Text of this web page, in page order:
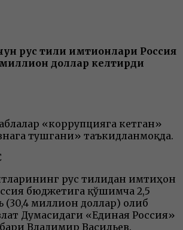
рус тили имтиҳонлари Россия
доллар келтирди
«коррупцияга кетган»
тушгани» таъкидланмоқда.
рус тилидан имтиҳон
бюджетига қўшимча 2,5
(30,4 миллион доллар) олиб
Думасидаги «Единая Россия»
Владимир Васильев.